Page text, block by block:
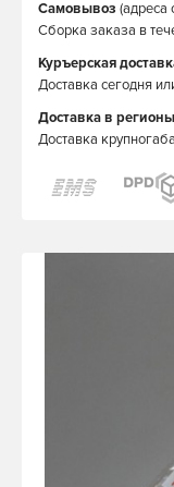
Самовывоз (адреса
Сборка заказа в
Куръерская
Доставка сегодня
Доставка в регионы
Доставка